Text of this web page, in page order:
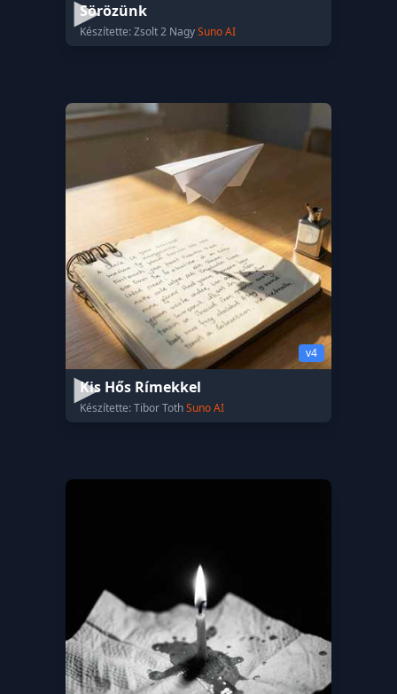
Sörözünk
Készítette: Zsolt 2 NagySuno AI
v4
Kis Hős Rímekkel
Készítette: Tibor TothSuno AI